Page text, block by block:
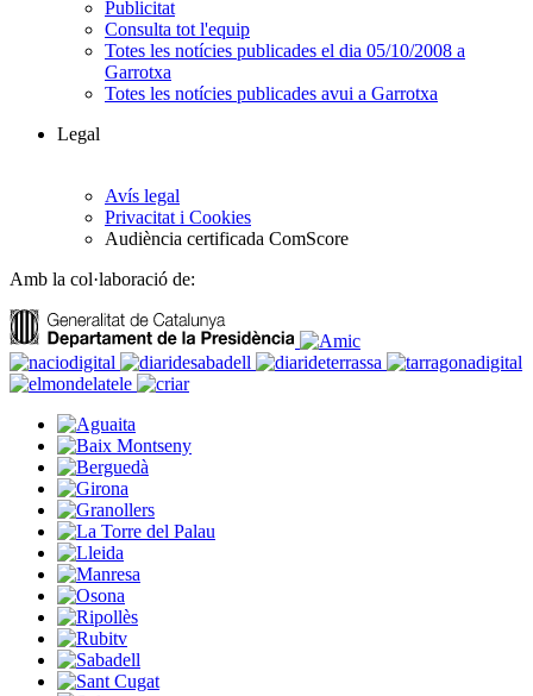
Publicitat
Consulta tot l'equip
Totes les notícies publicades el dia 05/10/2008 a
Garrotxa
Totes les notícies publicades avui a Garrotxa
Legal
Avís legal
Privacitat i Cookies
Audiència certificada ComScore
Amb la col·laboració de: